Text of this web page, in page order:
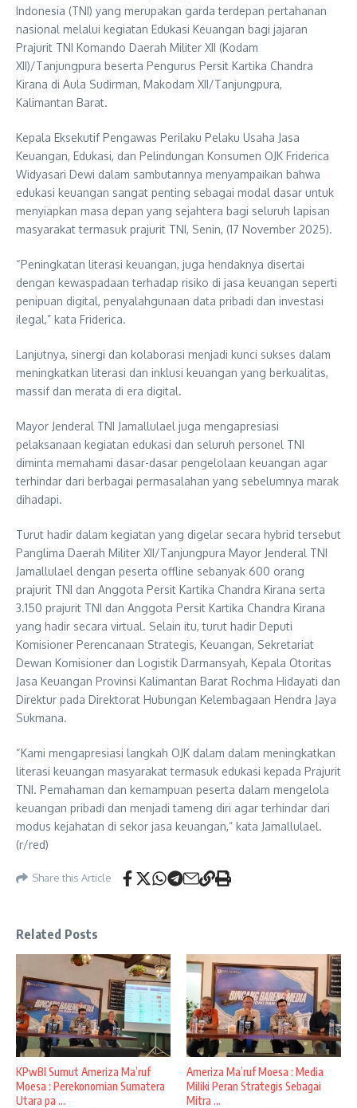
Indonesia (TNI) yang merupakan garda terdepan pertahanan
nasional melalui kegiatan Edukasi Keuangan bagi jajaran
Prajurit TNI Komando Daerah Militer XII (Kodam
XII)/Tanjungpura beserta Pengurus Persit Kartika Chandra
Kirana di Aula Sudirman, Makodam XII/Tanjungpura,
Kalimantan Barat.
Kepala Eksekutif Pengawas Perilaku Pelaku Usaha Jasa
Keuangan, Edukasi, dan Pelindungan Konsumen OJK Friderica
Widyasari Dewi dalam sambutannya menyampaikan bahwa
edukasi keuangan sangat penting sebagai modal dasar untuk
menyiapkan masa depan yang sejahtera bagi seluruh lapisan
masyarakat termasuk prajurit TNI, Senin, (17 November 2025).
“Peningkatan literasi keuangan, juga hendaknya disertai
dengan kewaspadaan terhadap risiko di jasa keuangan seperti
penipuan digital, penyalahgunaan data pribadi dan investasi
ilegal,” kata Friderica.
Lanjutnya, sinergi dan kolaborasi menjadi kunci sukses dalam
meningkatkan literasi dan inklusi keuangan yang berkualitas,
massif dan merata di era digital.
Mayor Jenderal TNI Jamallulael juga mengapresiasi
pelaksanaan kegiatan edukasi dan seluruh personel TNI
diminta memahami dasar-dasar pengelolaan keuangan agar
terhindar dari berbagai permasalahan yang sebelumnya marak
dihadapi.
Turut hadir dalam kegiatan yang digelar secara hybrid tersebut
Panglima Daerah Militer XII/Tanjungpura Mayor Jenderal TNI
Jamallulael dengan peserta offline sebanyak 600 orang
prajurit TNI dan Anggota Persit Kartika Chandra Kirana serta
3.150 prajurit TNI dan Anggota Persit Kartika Chandra Kirana
yang hadir secara virtual. Selain itu, turut hadir Deputi
Komisioner Perencanaan Strategis, Keuangan, Sekretariat
Dewan Komisioner dan Logistik Darmansyah, Kepala Otoritas
Jasa Keuangan Provinsi Kalimantan Barat Rochma Hidayati dan
Direktur pada Direktorat Hubungan Kelembagaan Hendra Jaya
Sukmana.
“Kami mengapresiasi langkah OJK dalam dalam meningkatkan
literasi keuangan masyarakat termasuk edukasi kepada Prajurit
TNI. Pemahaman dan kemampuan peserta dalam mengelola
keuangan pribadi dan menjadi tameng diri agar terhindar dari
modus kejahatan di sekor jasa keuangan,” kata Jamallulael.
(r/red)
Share this Article
Related Posts
KPwBI Sumut Ameriza Ma’ruf
Moesa : Perekonomian Sumatera
Utara pa ...
Ameriza Ma’ruf Moesa : Media
Miliki Peran Strategis Sebagai
Mitra ...